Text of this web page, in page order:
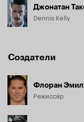
Джонатан
Dennis Kelly
Создатели
Флоран
Режиссёр